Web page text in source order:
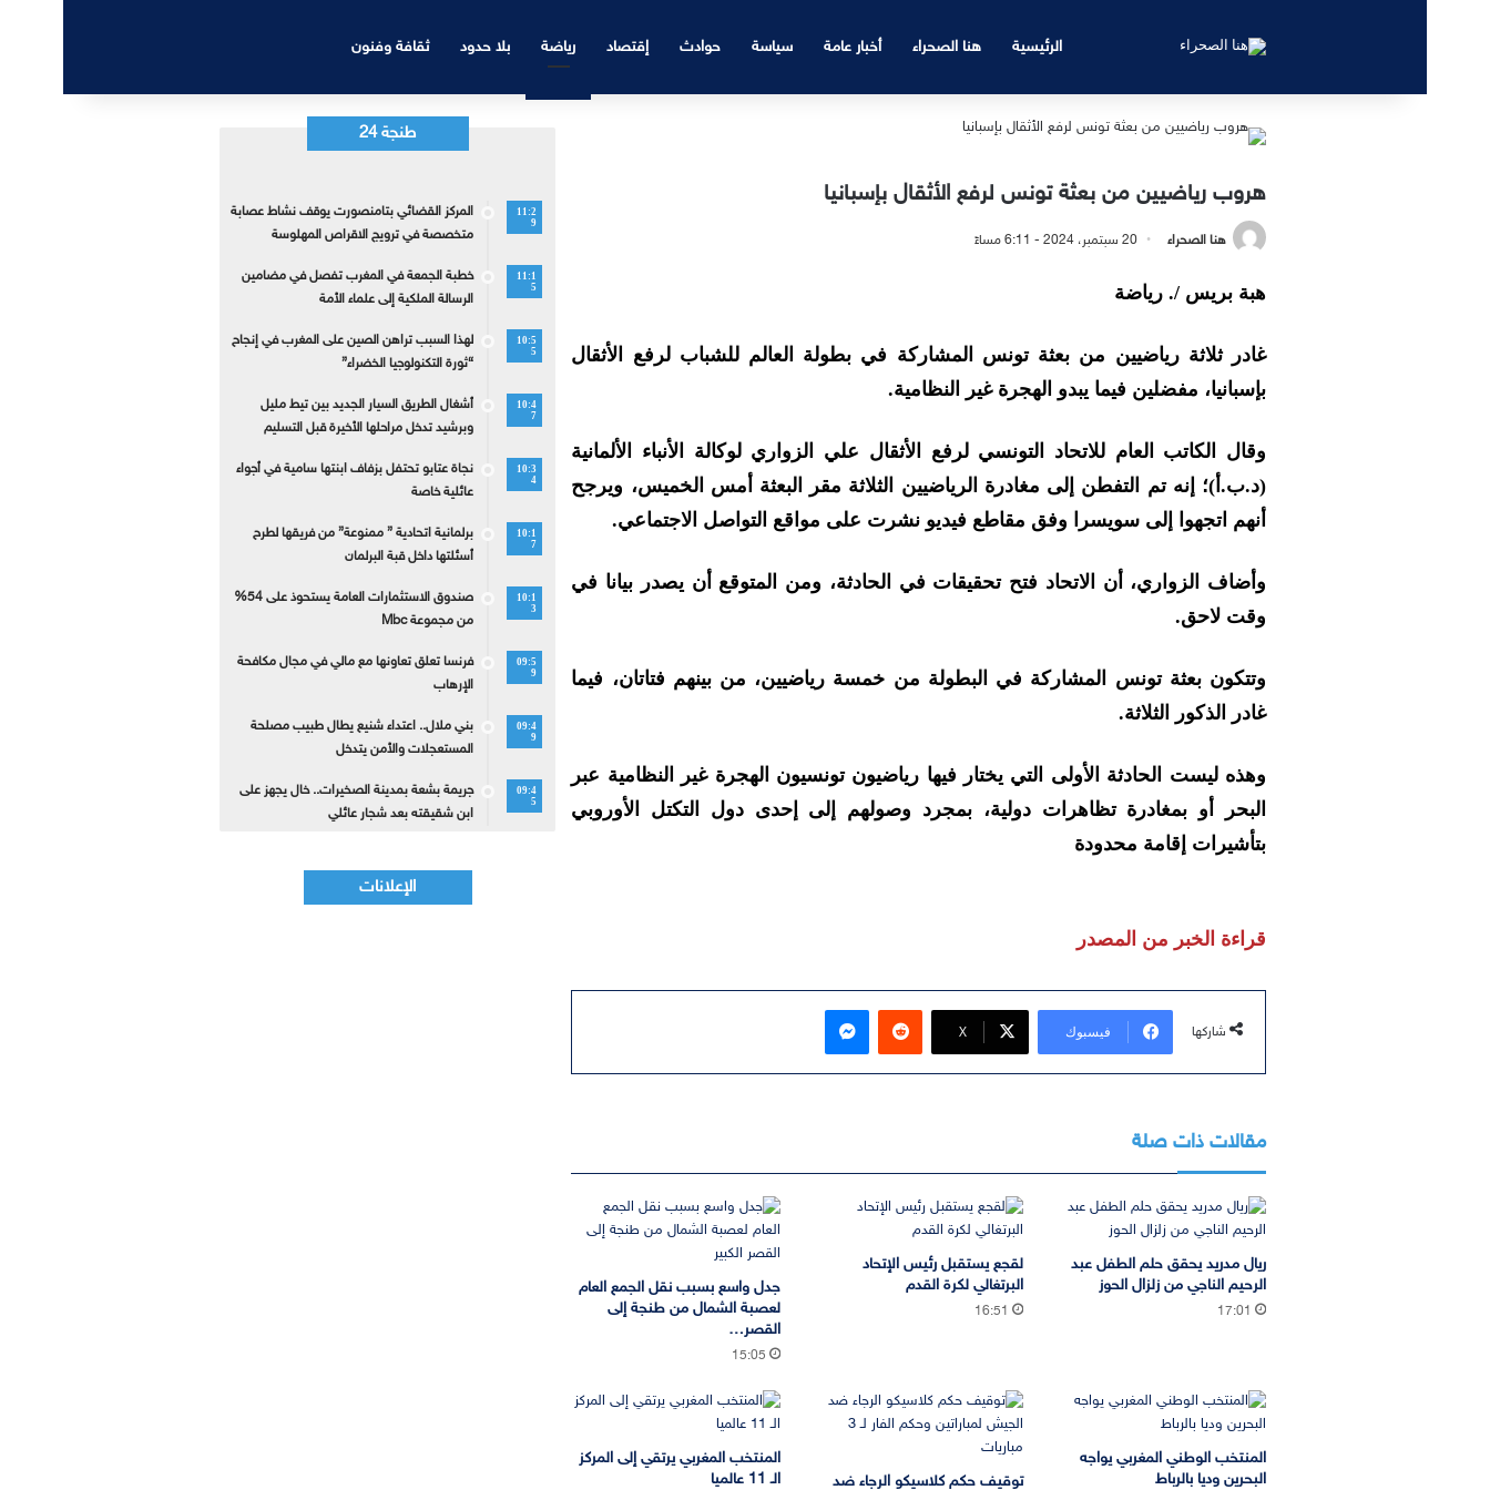
الرئيسية هنا الصحراء أخبار عامة سياسة حوادث إقتصاد رياضة بلا حدود ثقافة وفنون
هروب رياضيين من بعثة تونس لرفع الأثقال بإسبانيا
هنا الصحراء 20 سبتمبر، 2024 - 6:11 مساءً
هبة بريس /. رياضة
غادر ثلاثة رياضيين من بعثة تونس المشاركة في بطولة العالم للشباب لرفع الأثقال
بإسبانيا، مفضلين فيما يبدو الهجرة غير النظامية.
وقال الكاتب العام للاتحاد التونسي لرفع الأثقال علي الزواري لوكالة الأنباء الألمانية
(د.ب.أ)؛ إنه تم التفطن إلى مغادرة الرياضيين الثلاثة مقر البعثة أمس الخميس، ويرجح
أنهم اتجهوا إلى سويسرا وفق مقاطع فيديو نشرت على مواقع التواصل الاجتماعي.
وأضاف الزواري، أن الاتحاد فتح تحقيقات في الحادثة، ومن المتوقع أن يصدر بيانا في
وقت لاحق.
وتتكون بعثة تونس المشاركة في البطولة من خمسة رياضيين، من بينهم فتاتان، فيما
غادر الذكور الثلاثة.
وهذه ليست الحادثة الأولى التي يختار فيها رياضيون تونسيون الهجرة غير النظامية عبر
البحر أو بمغادرة تظاهرات دولية، بمجرد وصولهم إلى إحدى دول التكتل الأوروبي
بتأشيرات إقامة محدودة
قراءة الخبر من المصدر
شاركها فيسبوك ‫X
ماسنجر
مقالات ذات صلة
ريال مدريد يحقق حلم الطفل عبد
الرحيم الناجي من زلزال الحوز
17:01
لقجع يستقبل رئيس الإتحاد
البرتغالي لكرة القدم
16:51
جدل واسع بسبب نقل الجمع العام
لعصبة الشمال من طنجة إلى
القصر…
15:05
المنتخب الوطني المغربي يواجه
البحرين وديا بالرباط
توقيف حكم كلاسيكو الرجاء ضد
المنتخب المغربي يرتقي إلى المركز
الـ 11 عالميا
طنجة 24
11:2
9
المركز القضائي بتامنصورت يوقف نشاط عصابة
متخصصة في ترويج الاقراص المهلوسة
11:1
5
خطبة الجمعة في المغرب تفصل في مضامين
الرسالة الملكية إلى علماء الأمة
10:5
5
لهذا السبب تراهن الصين على المغرب في إنجاح
“ثورة التكنولوجيا الخضراء”
10:4
7
أشغال الطريق السيار الجديد بين تيط مليل
وبرشيد تدخل مراحلها الأخيرة قبل التسليم
10:3
4
نجاة عتابو تحتفل بزفاف ابنتها سامية في أجواء
عائلية خاصة
10:1
7
برلمانية اتحادية ” ممنوعة” من فريقها لطرح
أسئلتها داخل قبة البرلمان
10:1
3
صندوق الاستثمارات العامة يستحوذ على 54%
من مجموعة Mbc
09:5
9
فرنسا تعلق تعاونها مع مالي في مجال مكافحة
الإرهاب
09:4
9
بني ملال.. اعتداء شنيع يطال طبيب مصلحة
المستعجلات والأمن يتدخل
09:4
5
جريمة بشعة بمدينة الصخيرات.. خال يجهز على
ابن شقيقته بعد شجار عائلي
الإعلانات